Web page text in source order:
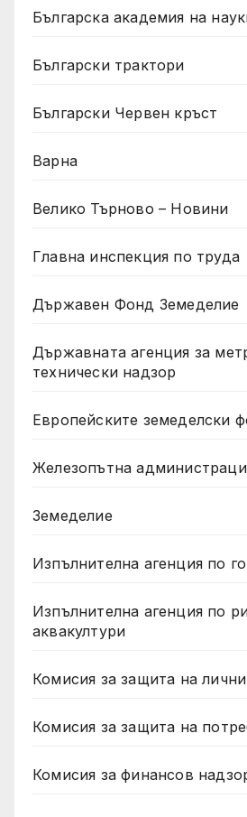
Българска академия на
Български трактори
Български Червен кръст
Варна
Велико Търново – Новини
Главна инспекция по труда
Държавен Фонд Земеделие
Държавната агенция за
технически надзор
Европейските земеделски
Железопътна
Земеделие
Изпълнителна агенция по
Изпълнителна агенция по
аквакултури
Комисия за защита на
Комисия за защита на
Комисия за финансов